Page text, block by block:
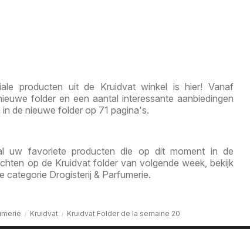
producten uit de Kruidvat winkel is hier! Vanaf
folder en een aantal interessante aanbiedingen
de nieuwe folder op 71 pagina's.
uw favoriete producten die op dit moment in de
op de Kruidvat folder van volgende week, bekijk
categorie Drogisterij & Parfumerie.
Kruidvat Kruidvat Folder de la semaine 20